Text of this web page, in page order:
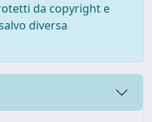
da copyright e
diversa